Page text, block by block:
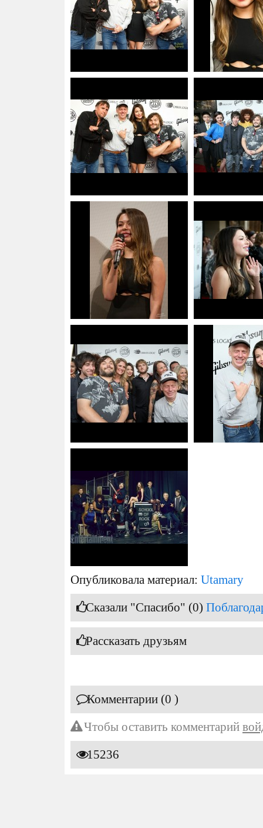
Опубликовала материал: Utamary
Сказали "Спасибо" (0)
Рассказать друзьям
Комментарии (0 )
Чтобы оставить комментарий
15236